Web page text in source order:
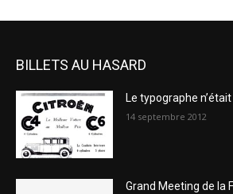
BILLETS AU HASARD
Le typographe
14 septembre 2012
Grand Meeting de la